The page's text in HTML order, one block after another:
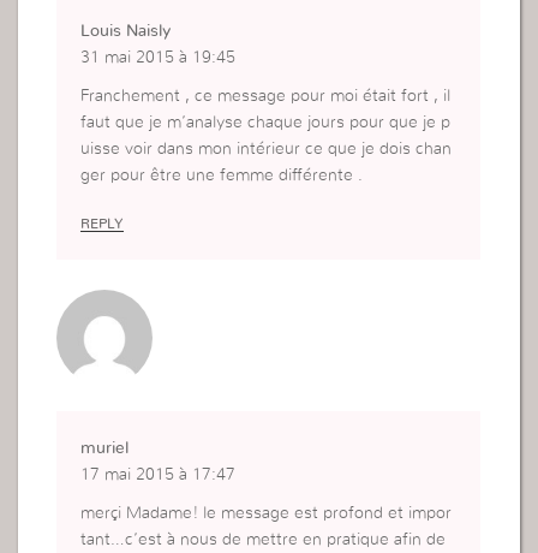
Louis Naisly
31 mai 2015 à 19:45
Franchement , ce message pour moi était fort , il
faut que je m’analyse chaque jours pour que je p
uisse voir dans mon intérieur ce que je dois chan
ger pour être une femme différente .
REPLY
muriel
17 mai 2015 à 17:47
merçi Madame! le message est profond et impor
tant…c’est à nous de mettre en pratique afin de